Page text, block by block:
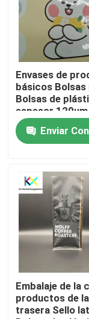
Productos
Los vídeos
Sobre
Recorrido por
Contacta con
Solicitar una
Bolsas de
Bolsas de
Envases de
básicos Bolsas
Bolsas de
espesor 120um
Enviar
Embalaje de la
productos de
trasera Sello